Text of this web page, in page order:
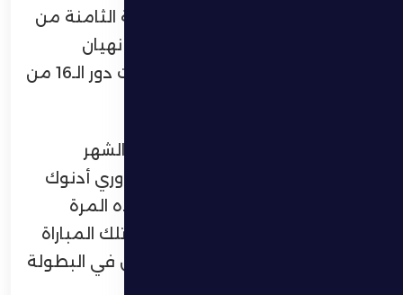
على نظيره الوحدة في تمام الساعة الثامنة من
مساء اليوم الجمعة، على استاد آل نهيان
بالعاصمة أبوظبي، ضمن منافسات دور الـ16 من
وتأتي المواجهة بعد لقاء الفريقين الشهر
الماضي ضمن الجولة الرابعة من دوري أدنوك
للمحترفين، حيث يسعى الظفرة هذه المرة
لتقديم أداء قوي يعوض به نتيجة تلك المباراة
ويعكس الطموحات الجديدة للفريق في البطولة